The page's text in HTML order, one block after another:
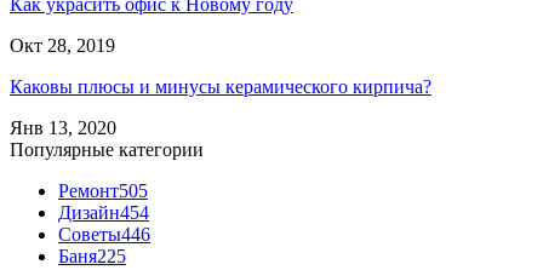
Окт 28, 2019
Каковы плюсы и минусы керамического кирпича?
Янв 13, 2020
Популярные категории
Ремонт505
Дизайн454
Советы446
Баня225